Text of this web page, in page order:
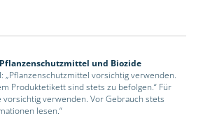
und Biozide
„Pflanzenschutzmittel vorsichtig verwenden.
Produktetikett sind stets zu befolgen.“ Für
verwenden. Vor Gebrauch stets
lesen.“